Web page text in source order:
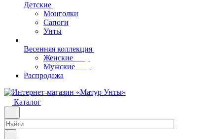
Детские
Монголки
Сапоги
Унты
Весенняя коллекция
Женские
Мужские
Распродажа
Каталог